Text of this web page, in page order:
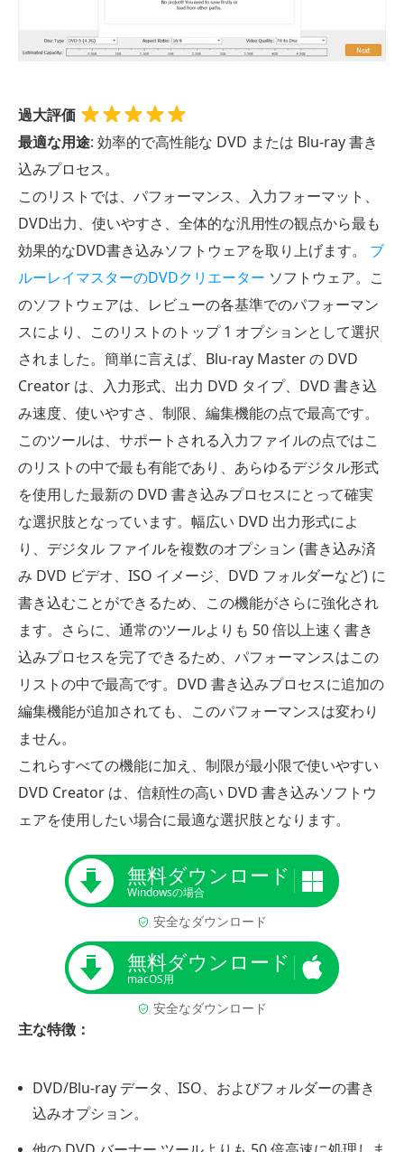
過大評価
最適な用途: 効率的で高性能な DVD または Blu-ray 書き
込みプロセス。
このリストでは、パフォーマンス、入力フォーマット、
DVD出力、使いやすさ、全体的な汎用性の観点から最も
効果的なDVD書き込みソフトウェアを取り上げます。 ブ
ルーレイマスターのDVDクリエーター ソフトウェア。こ
のソフトウェアは、レビューの各基準でのパフォーマン
スにより、このリストのトップ 1 オプションとして選択
されました。簡単に言えば、Blu-ray Master の DVD
Creator は、入力形式、出力 DVD タイプ、DVD 書き込
み速度、使いやすさ、制限、編集機能の点で最高です。
このツールは、サポートされる入力ファイルの点ではこ
のリストの中で最も有能であり、あらゆるデジタル形式
を使用した最新の DVD 書き込みプロセスにとって確実
な選択肢となっています。幅広い DVD 出力形式によ
り、デジタル ファイルを複数のオプション (書き込み済
み DVD ビデオ、ISO イメージ、DVD フォルダーなど) に
書き込むことができるため、この機能がさらに強化され
ます。さらに、通常のツールよりも 50 倍以上速く書き
込みプロセスを完了できるため、パフォーマンスはこの
リストの中で最高です。DVD 書き込みプロセスに追加の
編集機能が追加されても、このパフォーマンスは変わり
ません。
これらすべての機能に加え、制限が最小限で使いやすい
DVD Creator は、信頼性の高い DVD 書き込みソフトウ
ェアを使用したい場合に最適な選択肢となります。
無料ダウンロード
Windowsの場合
安全なダウンロード
無料ダウンロード
macOS用
安全なダウンロード
主な特徴：
DVD/Blu-ray データ、ISO、およびフォルダーの書き
込みオプション。